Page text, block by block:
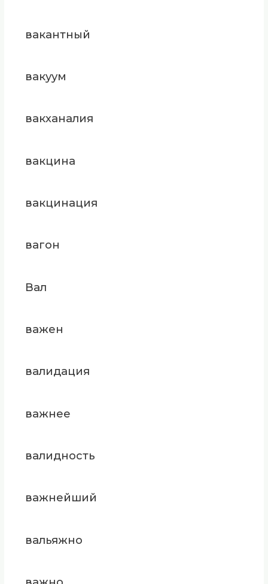
вакантный
вакуум
вакханалия
вакцина
вакцинация
вагон
Вал
важен
валидация
важнее
валидность
важнейший
вальяжно